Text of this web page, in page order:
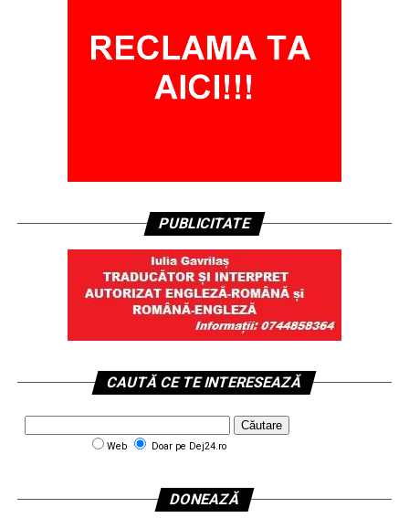
PUBLICITATE
CAUTĂ CE TE INTERESEAZĂ
Web Doar pe Dej24.ro
DONEAZĂ